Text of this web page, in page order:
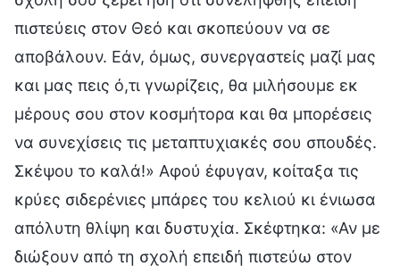
πιστεύεις στον Θεό και σκοπεύουν να σε
αποβάλουν. Εάν, όμως, συνεργαστείς μαζί μας
και μας πεις ό,τι γνωρίζεις, θα μιλήσουμε εκ
μέρους σου στον κοσμήτορα και θα μπορέσεις
να συνεχίσεις τις μεταπτυχιακές σου σπουδές.
Σκέψου το καλά!» Αφού έφυγαν, κοίταξα τις
κρύες σιδερένιες μπάρες του κελιού κι ένιωσα
απόλυτη θλίψη και δυστυχία. Σκέφτηκα: «Αν με
διώξουν από τη σχολή επειδή πιστεύω στον